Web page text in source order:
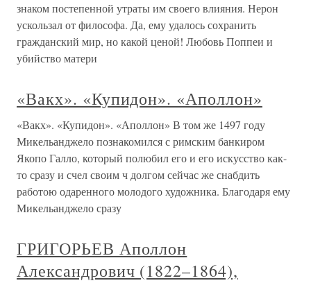
знаком постепенной утраты им своего влияния. Нерон
ускользал от философа. Да, ему удалось сохранить
гражданский мир, но какой ценой! Любовь Поппеи и
убийство матери
«Вакх». «Купидон». «Аполлон»
«Вакх». «Купидон». «Аполлон» В том же 1497 году
Микельанджело познакомился с римским банкиром
Якопо Галло, который полюбил его и его искусство как-
то сразу и счел своим ч долгом сейчас же снабдить
работою одаренного молодого художника. Благодаря ему
Микельанджело сразу
ГРИГОРЬЕВ Аполлон
Александрович (1822–1864),